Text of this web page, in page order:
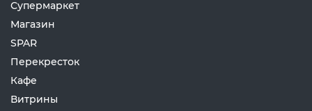
Супермаркет
Магазин
SPAR
Перекресток
Кафе
Витрины